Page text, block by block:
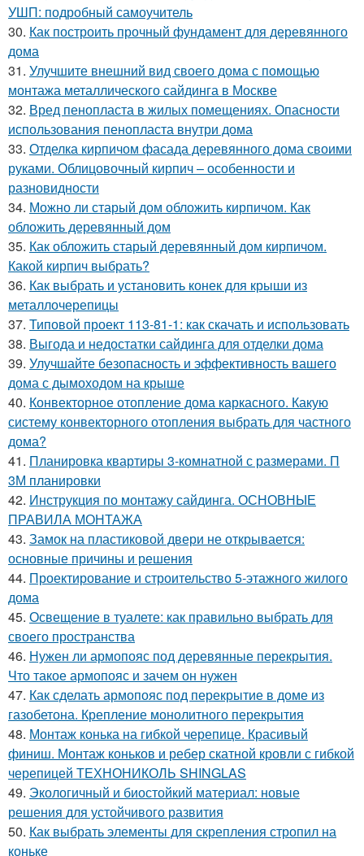
УШП: подробный самоучитель
30. Как построить прочный фундамент для деревянного
дома
31. Улучшите внешний вид своего дома с помощью
монтажа металлического сайдинга в Москве
32. Вред пенопласта в жилых помещениях. Опасности
использования пенопласта внутри дома
33. Отделка кирпичом фасада деревянного дома своими
руками. Облицовочный кирпич – особенности и
разновидности
34. Можно ли старый дом обложить кирпичом. Как
обложить деревянный дом
35. Как обложить старый деревянный дом кирпичом.
Какой кирпич выбрать?
36. Как выбрать и установить конек для крыши из
металлочерепицы
37. Типовой проект 113-81-1: как скачать и использовать
38. Выгода и недостатки сайдинга для отделки дома
39. Улучшайте безопасность и эффективность вашего
дома с дымоходом на крыше
40. Конвекторное отопление дома каркасного. Какую
систему конвекторного отопления выбрать для частного
дома?
41. Планировка квартиры 3-комнатной с размерами. П
3М планировки
42. Инструкция по монтажу сайдинга. ОСНОВНЫЕ
ПРАВИЛА МОНТАЖА
43. Замок на пластиковой двери не открывается:
основные причины и решения
44. Проектирование и строительство 5-этажного жилого
дома
45. Освещение в туалете: как правильно выбрать для
своего пространства
46. Нужен ли армопояс под деревянные перекрытия.
Что такое армопояс и зачем он нужен
47. Как сделать армопояс под перекрытие в доме из
газобетона. Крепление монолитного перекрытия
48. Монтаж конька на гибкой черепице. Красивый
финиш. Монтаж коньков и ребер скатной кровли с гибкой
черепицей ТЕХНОНИКОЛЬ SHINGLAS
49. Экологичный и биостойкий материал: новые
решения для устойчивого развития
50. Как выбрать элементы для скрепления стропил на
коньке